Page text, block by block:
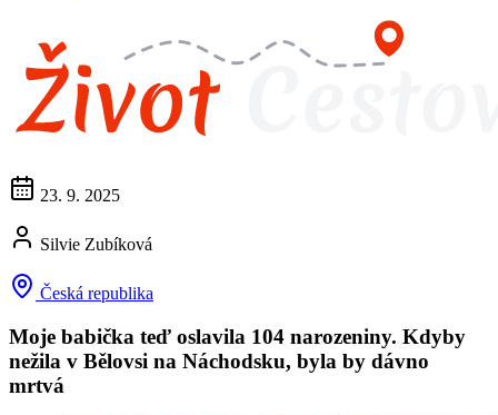
23. 9. 2025
Silvie Zubíková
Česká republika
Moje babička teď oslavila 104 narozeniny. Kdyby
nežila v Bělovsi na Náchodsku, byla by dávno
mrtvá